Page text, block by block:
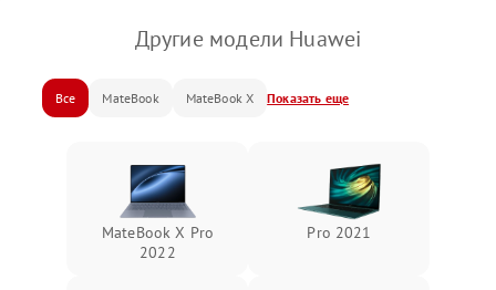
Другие модели Huawei
Все MateBook MateBook X Показать еще
MateBook X Pro
2022
Pro 2021